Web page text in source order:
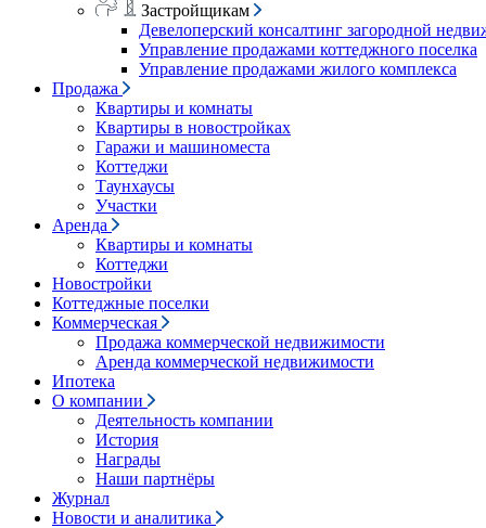
Застройщикам
Девелоперский консалтинг загородной
Управление продажами коттеджного поселка
Управление продажами жилого комплекса
Продажа
Квартиры и комнаты
Квартиры в новостройках
Гаражи и машиноместа
Коттеджи
Таунхаусы
Участки
Аренда
Квартиры и комнаты
Коттеджи
Новостройки
Коттеджные поселки
Коммерческая
Продажа коммерческой недвижимости
Аренда коммерческой недвижимости
Ипотека
О компании
Деятельность компании
История
Награды
Наши партнёры
Журнал
Новости и аналитика